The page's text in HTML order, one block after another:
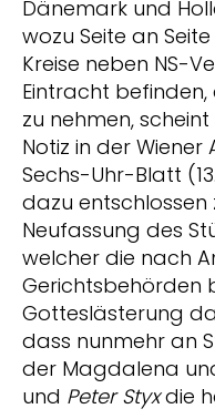
Dänemark und
wozu Seite an
Kreise neben NS-
Eintracht
zu nehmen,
Notiz in der Wiener
Sechs-Uhr-Blatt
dazu entschlossen
Neufassung des
welcher die nach
Gerichtsbehörden
Gotteslästerung
dass nunmehr an
der Magdalena
und Peter Styxdie